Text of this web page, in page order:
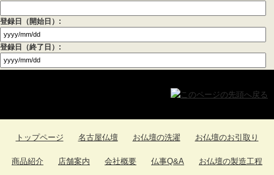
お寺まいり用品
ロウソク キャンドル-
>(42)
お守り守護尊
墓参用品->
お数珠 お数珠袋->(104)
登録日（開始日）:
登録日（終了日）:
トップページ 名古屋仏壇 お仏壇の洗濯 お仏壇のお引取り
商品紹介 店舗案内 会社概要 仏事Q&A お仏壇の製造工程